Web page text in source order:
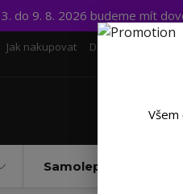
do 9. 8. 2026 budeme mít
Jak nakupovat Doprava a platba
Samolepky UV DTF